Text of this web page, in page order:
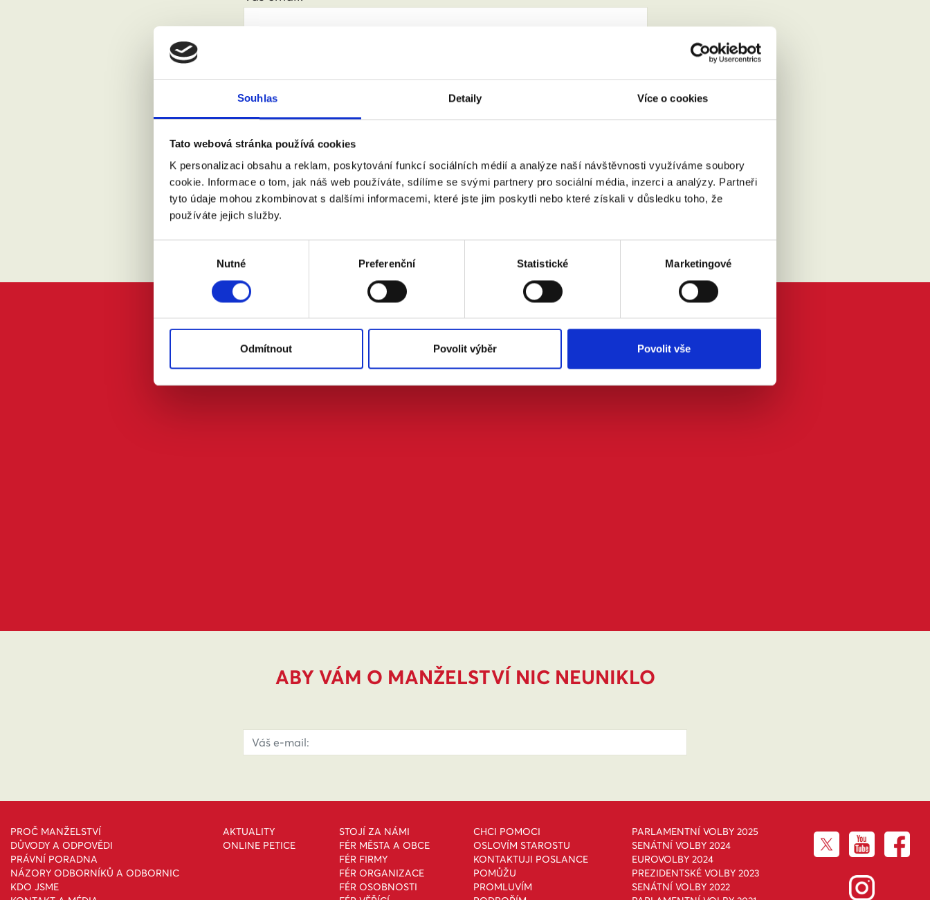
Souhlas Detaily Více o cookies
Tato webová stránka používá cookies
K personalizaci obsahu a reklam, poskytování funkcí sociálních médií a analýze naší návštěvnosti využíváme soubory
cookie. Informace o tom, jak náš web používáte, sdílíme se svými partnery pro sociální média, inzerci a analýzy. Partneři
tyto údaje mohou zkombinovat s dalšími informacemi, které jste jim poskytli nebo které získali v důsledku toho, že
používáte jejich služby.
Nutné Preferenční Statistické Marketingové
Odmítnout Povolit výběr Povolit vše
Souhlasím se zpracováním osobních údajů podle zákona č. 101/2000 Sb.Přečíst
ABY VÁM O MANŽELSTVÍ NIC NEUNIKLO
PROČ MANŽELSTVÍ
DŮVODY A ODPOVĚDI
PRÁVNÍ PORADNA
NÁZORY ODBORNÍKŮ A ODBORNIC
KDO JSME
AKTUALITY
ONLINE PETICE
STOJÍ ZA NÁMI
FÉR MĚSTA A OBCE
FÉR FIRMY
FÉR ORGANIZACE
FÉR OSOBNOSTI
CHCI POMOCI
OSLOVÍM STAROSTU
KONTAKTUJI POSLANCE
POMŮŽU
PROMLUVÍM
PARLAMENTNÍ VOLBY 2025
SENÁTNÍ VOLBY 2024
EUROVOLBY 2024
PREZIDENTSKÉ VOLBY 2023
SENÁTNÍ VOLBY 2022